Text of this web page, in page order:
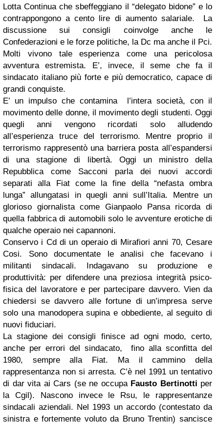
Lotta Continua che sbeffeggiano il “delegato bidone” e lo
contrappongono a cento lire di aumento salariale. La
discussione sui consigli coinvolge anche le
Confederazioni e le forze politiche, la Dc ma anche il Pci.
Molti vivono tale esperienza come una pericolosa
avventura estremista. E’, invece, il seme che fa il
sindacato italiano più forte e più democratico, capace di
grandi conquiste.
E’ un impulso che contamina l’intera società, con il
movimento delle donne, il movimento degli studenti. Oggi
quegli anni vengono ricordati solo alludendo
all’esperienza truce del terrorismo. Mentre proprio il
terrorismo rappresentò una barriera posta all’espandersi
di una stagione di libertà. Oggi un ministro della
Repubblica come Sacconi parla dei nuovi accordi
separati alla Fiat come la fine della “nefasta ombra
lunga” allungatasi in quegli anni sull’Italia. Mentre un
glorioso giornalista come Gianpaolo Pansa ricorda di
quella fabbrica di automobili solo le avventure erotiche di
qualche operaio nei capannoni.
Conservo i Cd di un operaio di Mirafiori anni 70, Cesare
Cosi. Sono documentate le analisi che facevano i
militanti sindacali. Indagavano su produzione e
produttività: per difendere una preziosa integrità psico-
fisica del lavoratore e per partecipare davvero. Vien da
chiedersi se davvero alle fortune di un’impresa serve
solo una manodopera supina e obbediente, al seguito di
nuovi fiduciari.
La stagione dei consigli finisce ad ogni modo, certo,
anche per errori del sindacato, fino alla sconfitta del
1980, sempre alla Fiat. Ma il cammino della
rappresentanza non si arresta. C’è nel 1991 un tentativo
di dar vita ai Cars (se ne occupa Fausto Bertinotti per
la Cgil). Nascono invece le Rsu, le rappresentanze
sindacali aziendali. Nel 1993 un accordo (contestato da
sinistra e fortemente voluto da Bruno Trentin) sancisce